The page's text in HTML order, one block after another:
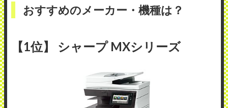
おすすめのメーカー・機種は？
【1位】 シャープ MXシリーズ